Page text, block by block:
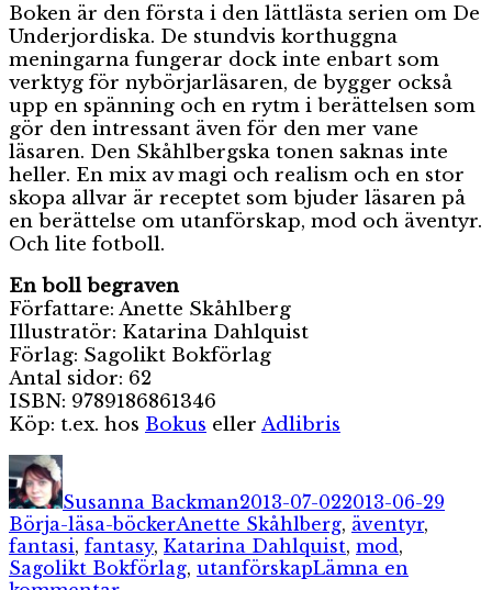
Boken är den första i den lättlästa serien om De
Underjordiska. De stundvis korthuggna
meningarna fungerar dock inte enbart som
verktyg för nybörjarläsaren, de bygger också
upp en spänning och en rytm i berättelsen som
gör den intressant även för den mer vane
läsaren. Den Skåhlbergska tonen saknas inte
heller. En mix av magi och realism och en stor
skopa allvar är receptet som bjuder läsaren på
en berättelse om utanförskap, mod och äventyr.
Och lite fotboll.
En boll begraven
Författare: Anette Skåhlberg
Illustratör: Katarina Dahlquist
Förlag: Sagolikt Bokförlag
Antal sidor: 62
ISBN: 9789186861346
Köp: t.ex. hos Bokus eller Adlibris
Författare
Susanna Backman2013-07-022013-06-29
Börja-läsa-böckerEtiketter
Anette Skåhlberg, äventyr,
fantasi, fantasy, Katarina Dahlquist, mod,
Sagolikt Bokförlag, utanförskapLämna en